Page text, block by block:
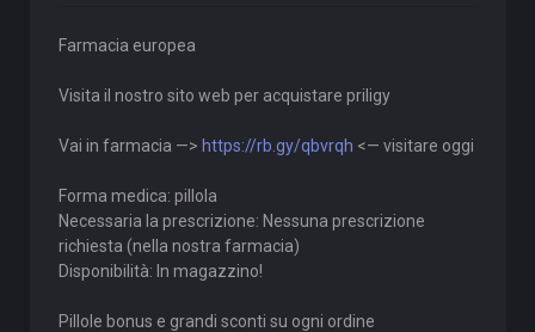
Farmacia europea
Visita il nostro sito web per acquistare priligy
Vai in farmacia —> https://rb.gy/qbvrqh <— visitare oggi
Forma medica: pillola
Necessaria la prescrizione: Nessuna prescrizione
richiesta (nella nostra farmacia)
Disponibilità: In magazzino!
Pillole bonus e grandi sconti su ogni ordine